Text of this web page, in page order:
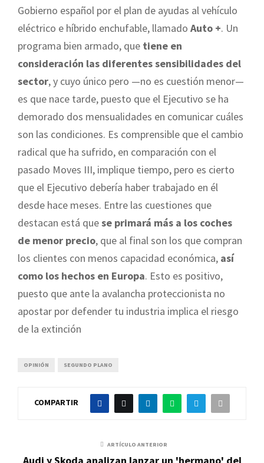
Gobierno español por el plan de ayudas al vehículo
eléctrico e híbrido enchufable, llamado Auto +. Un
programa bien armado, que tiene en
consideración las diferentes sensibilidades del
sector, y cuyo único pero —no es cuestión menor—
es que nace tarde, puesto que el Ejecutivo se ha
demorado dos mensualidades en comunicar cuáles
son las condiciones. Es comprensible que el cambio
radical que ha sufrido, en comparación con el
pasado Moves III, implique tiempo, pero es cierto
que el Ejecutivo debería haber trabajado en él
desde hace meses. Entre las cuestiones que
destacan está quese primará más a los coches
de menor precio, que al final son los que compran
los clientes con menos capacidad económica, así
como los hechos en Europa. Esto es positivo,
puesto que ante la avalancha proteccionista no
apostar por defender tu industria implica el riesgo
de la extinción
OPINIÓN SEGUNDO PLANO
COMPARTIR
ARTÍCULO ANTERIOR
Audi y Skoda analizan lanzar un 'hermano' del